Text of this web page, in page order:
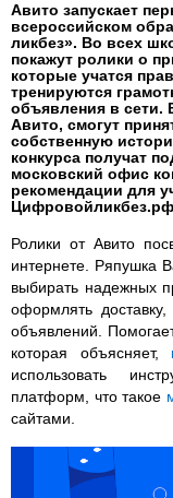
Авито запускает
всероссийском
ликбез». Во всех
покажут ролики о
которые учатся
тренируются
объявления в сети.
Авито, смогут
собственную
конкурса получат
московский офис
рекомендации для
Ролики от Авито
интернете. Ряпушка
выбирать надежных
оформлять
объявлений.
которая объясняет,
использовать
платформ, что такое
сайтами.